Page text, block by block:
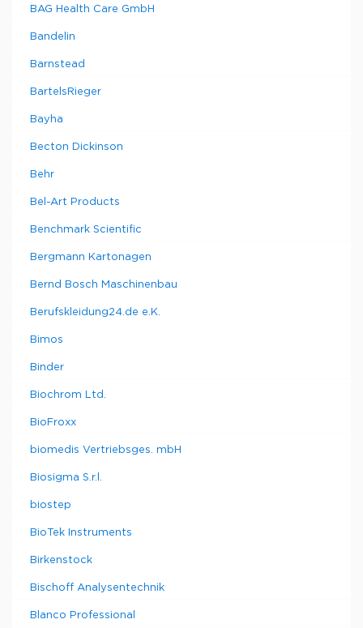
BAG Health Care GmbH
Bandelin
Barnstead
BartelsRieger
Bayha
Becton Dickinson
Behr
Bel-Art Products
Benchmark Scientific
Bergmann Kartonagen
Bernd Bosch Maschinenbau
Berufskleidung24.de e.K.
Bimos
Binder
Biochrom Ltd.
BioFroxx
biomedis Vertriebsges. mbH
Biosigma S.r.l.
biostep
BioTek Instruments
Birkenstock
Bischoff Analysentechnik
Blanco Professional